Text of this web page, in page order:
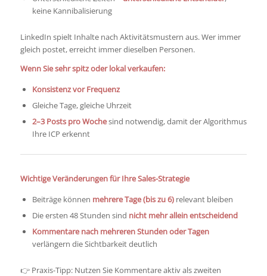
keine Kannibalisierung
LinkedIn spielt Inhalte nach Aktivitätsmustern aus. Wer immer
gleich postet, erreicht immer dieselben Personen.
Wenn Sie sehr spitz oder lokal verkaufen:
Konsistenz vor Frequenz
Gleiche Tage, gleiche Uhrzeit
2–3 Posts pro Wochesind notwendig, damit der Algorithmus
Ihre ICP erkennt
Wichtige Veränderungen für Ihre Sales-Strategie
Beiträge können mehrere Tage (bis zu 6)relevant bleiben
Die ersten 48 Stunden sind nicht mehr allein entscheidend
Kommentare nach mehreren Stunden oder Tagen
verlängern die Sichtbarkeit deutlich
👉 Praxis-Tipp: Nutzen Sie Kommentare aktiv als zweiten